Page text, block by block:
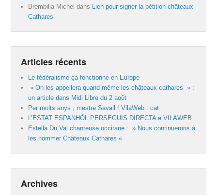
Brembilla Michel dans Lien pour signer la pétition châteaux
Cathares
Articles récents
Le fédéralisme ça fonctionne en Europe
» On les appellera quand même les châteaux cathares » :
un article dans Midi Libre du 2 août
Per molts anys , mestre Savall ! VilaWeb . cat
L’ESTAT ESPANHÒL PERSEGUIS DIRECTA e VILAWEB
Estella Du Val chanteuse occitane : » Nous continuerons à
les nommer Châteaux Cathares «
Archives